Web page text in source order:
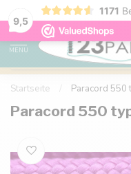
9,5
1171
Kostenlose Lieferung
MENU
Startseite Paracord 550
Paracord 550